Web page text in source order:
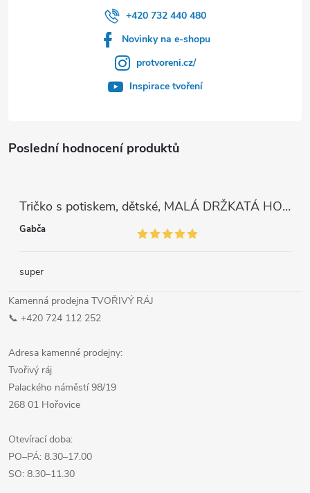
Poslední hodnocení produktů
Tričko s potiskem, dětské, MALÁ DRŽKATÁ HOLKA, 1 ks
Gabča
super
Kamenná prodejna TVOŘIVÝ RÁJ
📞 +420 724 112 252
Adresa kamenné prodejny:
Tvořivý ráj
Palackého náměstí 98/19
268 01 Hořovice
Otevírací doba:
PO–PÁ: 8.30–17.00
SO: 8.30–11.30
+420 732 440 480
Novinky na e-shopu
protvoreni.cz/
Inspirace tvoření